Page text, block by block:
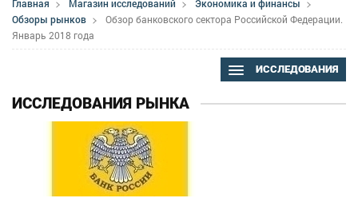
Главная Магазин исследований
Экономика и финансы
Обзоры рынков
Обзор банковского сектора Российской Федерации.
Январь 2018 года
ИССЛЕДОВАНИЯ
ИССЛЕДОВАНИЯ РЫНКА